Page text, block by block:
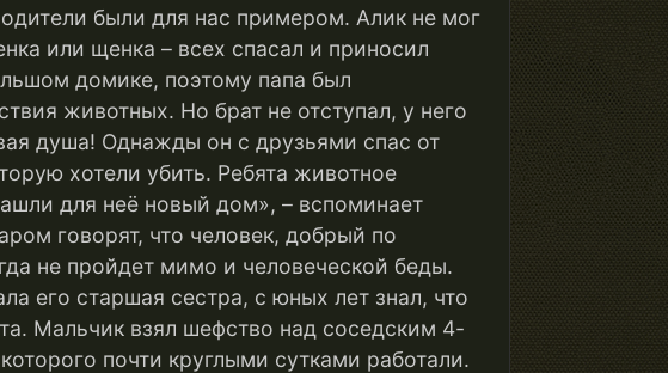
были для нас примером. Алик не мог
или щенка – всех спасал и приносил
домике, поэтому папа был
животных. Но брат не отступал, у него
душа! Однажды он с друзьями спас от
хотели убить. Ребята животное
для неё новый дом», – вспоминает
говорят, что человек, добрый по
не пройдет мимо и человеческой беды.
его старшая сестра, с юных лет знал, что
Мальчик взял шефство над соседским 4-
почти круглыми сутками работали.